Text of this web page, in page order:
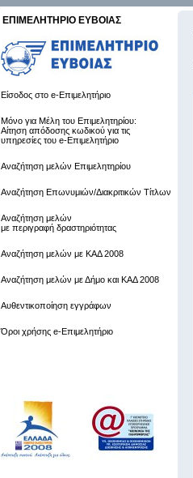
ΕΠΙΜΕΛΗΤΗΡΙΟ ΕΥΒΟΙΑΣ
Είσοδος στο e-Επιμελητήριο
Μόνο για Μέλη του Επιμελητηρίου:
Αίτηση απόδοσης κωδικού για τις
υπηρεσίες του e-Επιμελητήριο
Αναζήτηση μελών Επιμελητηρίου
Αναζήτηση Επωνυμιών/Διακριτικών Τίτλων
Αναζήτηση μελών
με περιγραφή δραστηριότητας
Αναζήτηση μελών με ΚΑΔ 2008
Αναζήτηση μελών με Δήμο και ΚΑΔ 2008
Αυθεντικοποίηση εγγράφων
Όροι χρήσης e-Επιμελητήριο